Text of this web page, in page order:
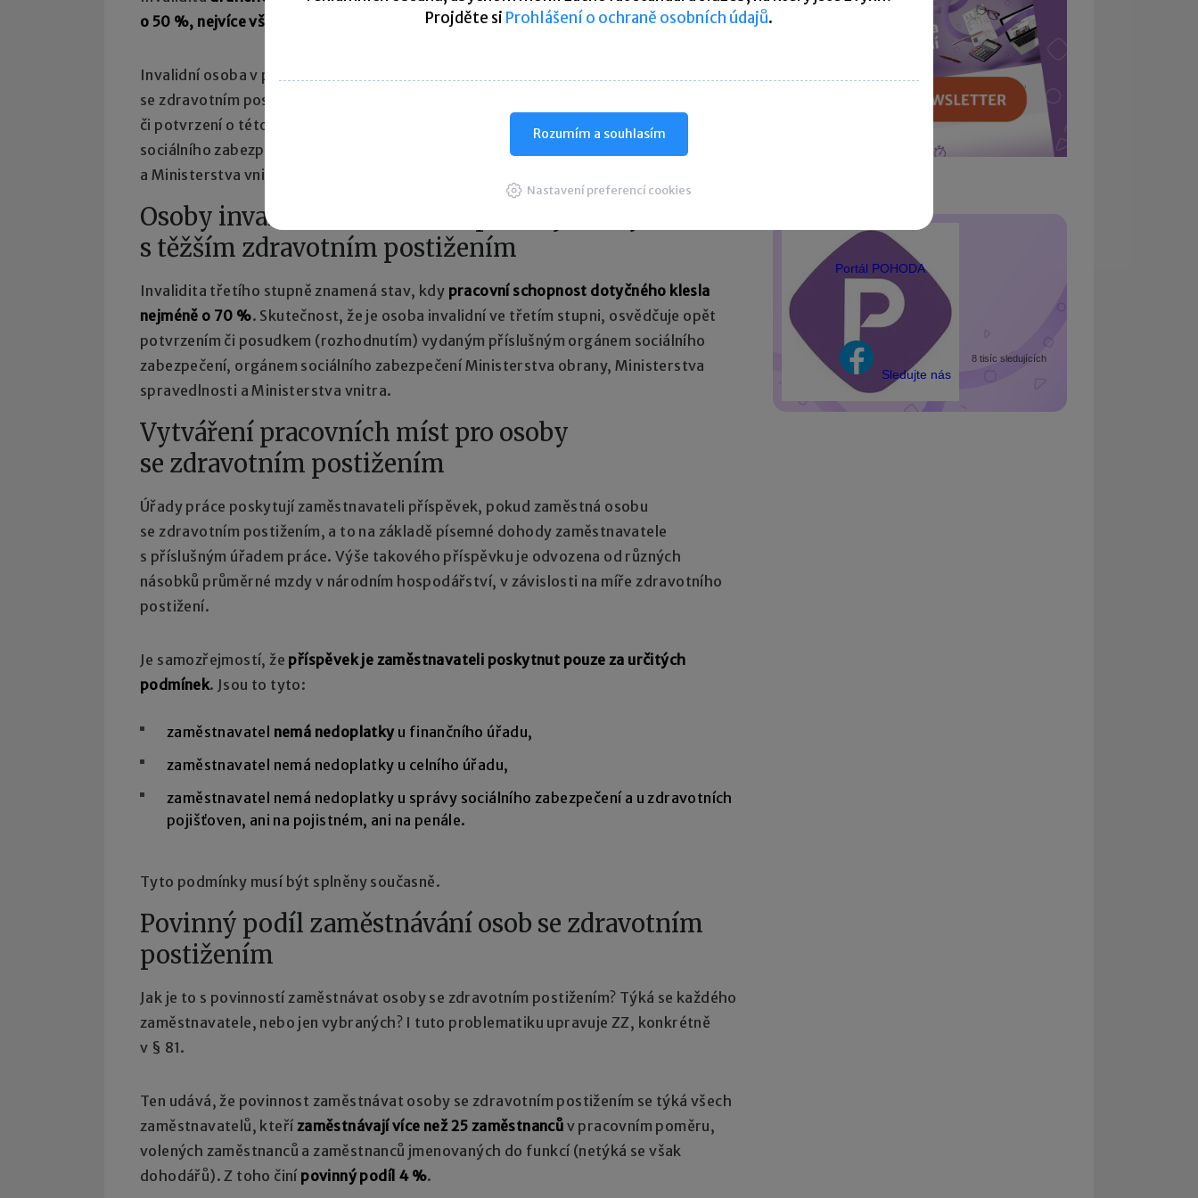
o 50 %, nejvíce však o 69 %
Invalidní osoba v prvním či druhém stupni je ze zákona považována za osobu
se zdravotním postižením. Průkazný je v tomto případě posudek (rozhodnutí)
či potvrzení o této invaliditě příslušným orgánem sociálního zabezpečení, orgánem
sociálního zabezpečení Ministerstva obrany, Ministerstva spravedlnosti
a Ministerstva vnitra.
Osoby invalidní ve třetím stupni – tj. osoby
s těžším zdravotním postižením
Invalidita třetího stupně znamená stav, kdy pracovní schopnost dotyčného klesla
nejméně o 70 %. Skutečnost, že je osoba invalidní ve třetím stupni, osvědčuje opět
potvrzením či posudkem (rozhodnutím) vydaným příslušným orgánem sociálního
zabezpečení, orgánem sociálního zabezpečení Ministerstva obrany, Ministerstva
spravedlnosti a Ministerstva vnitra.
Vytváření pracovních míst pro osoby
se zdravotním postižením
Úřady práce poskytují zaměstnavateli příspěvek, pokud zaměstná osobu
se zdravotním postižením, a to na základě písemné dohody zaměstnavatele
s příslušným úřadem práce. Výše takového příspěvku je odvozena od různých
násobků průměrné mzdy v národním hospodářství, v závislosti na míře zdravotního
postižení.
Je samozřejmostí, že příspěvek je zaměstnavateli poskytnut pouze za určitých
podmínek. Jsou to tyto:
zaměstnavatel nemá nedoplatkyu finančního úřadu,
zaměstnavatel nemá nedoplatky u celního úřadu,
zaměstnavatel nemá nedoplatky u správy sociálního zabezpečení a u zdravotních
pojišťoven, ani na pojistném, ani na penále.
Tyto podmínky musí být splněny současně.
Povinný podíl zaměstnávání osob se zdravotním
postižením
Jak je to s povinností zaměstnávat osoby se zdravotním postižením? Týká se každého
zaměstnavatele, nebo jen vybraných? I tuto problematiku upravuje ZZ, konkrétně
v § 81.
Ten udává, že povinnost zaměstnávat osoby se zdravotním postižením se týká všech
zaměstnavatelů, kteří zaměstnávají více než 25 zaměstnanců v pracovním poměru,
volených zaměstnanců a zaměstnanců jmenovaných do funkcí (netýká se však
dohodářů). Z toho činí povinný podíl 4 %.
Portál POHODA
Sledujte nás
8 tisíc sledujících
Projděte si Prohlášení o ochraně osobních údajů.
Rozumím a souhlasím
Nastavení preferencí cookies